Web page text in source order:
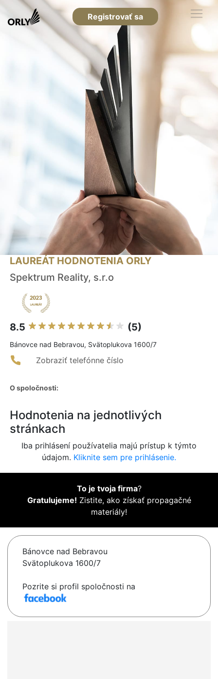
Registrovať sa
LAUREÁT HODNOTENIA ORLY
Spektrum Reality, s.r.o
8.5 (5)
Bánovce nad Bebravou, Svätoplukova 1600/7
Zobraziť telefónne číslo
O spoločnosti:
Hodnotenia na jednotlivých
stránkach
Iba prihlásení používatelia majú prístup k týmto
údajom. Kliknite sem pre prihlásenie.
To je tvoja firma?
Gratulujeme! Zistite, ako získať propagačné
materiály!
Bánovce nad Bebravou
Svätoplukova 1600/7
Pozrite si profil spoločnosti na